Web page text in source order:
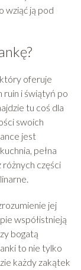
wziąć ją pod
oferuje
i świątyń po
tu coś dla
swoich
jest
pełna
części
jej
współistnieją
bogatą
to nie tylko
każdy zakątek